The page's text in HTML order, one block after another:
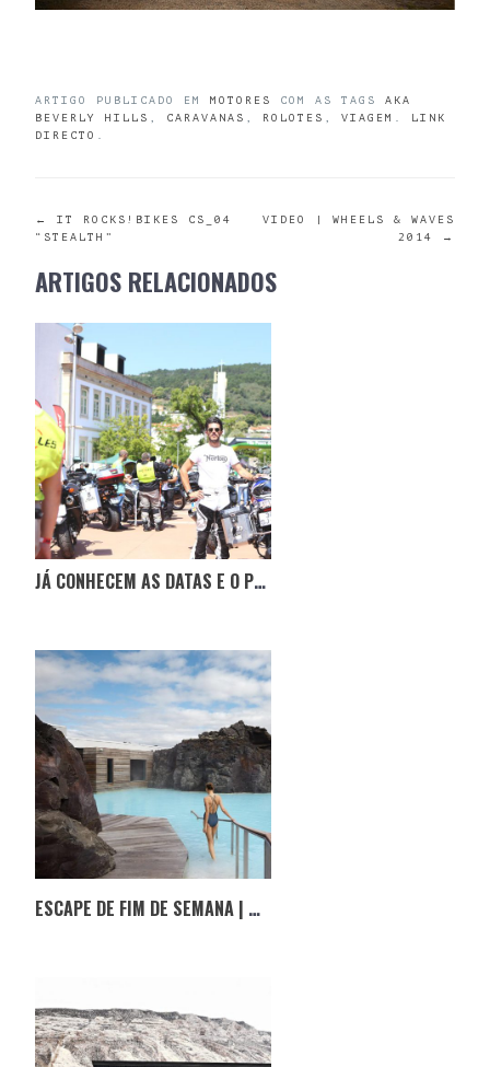
ARTIGO PUBLICADO EM MOTORES COM AS TAGS AKA
BEVERLY HILLS , CARAVANAS , ROLOTES , VIAGEM .
LINK
DIRECTO .
POST
NAVIGATION
←
IT ROCKS!BIKES CS_04
“STEALTH”
VIDEO | WHEELS & WAVES
2014
→
ARTIGOS RELACIONADOS
JÁ CONHECEM AS DATAS E O PERCURSO DO LÉS-A-LÉS 2023?
ESCAPE DE FIM DE SEMANA | RETREAT NA ISLÂNDIA